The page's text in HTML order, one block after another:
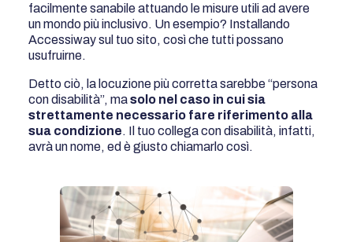
facilmente sanabile attuando le misure utili ad avere
un mondo più inclusivo. Un esempio? Installando
Accessiway sul tuo sito, così che tutti possano
usufruirne.
Detto ciò, la locuzione più corretta sarebbe “persona
con disabilità”, masolo nel caso in cui sia
strettamente necessario fare riferimento alla
sua condizione. Il tuo collega con disabilità, infatti,
avrà un nome, ed è giusto chiamarlo così.